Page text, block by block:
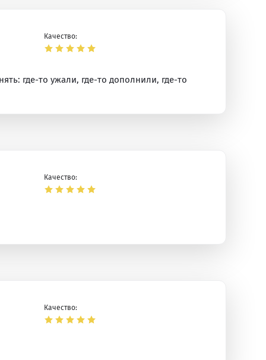
Качество:
где-то ужали, где-то дополнили, где-то
Качество:
Качество: